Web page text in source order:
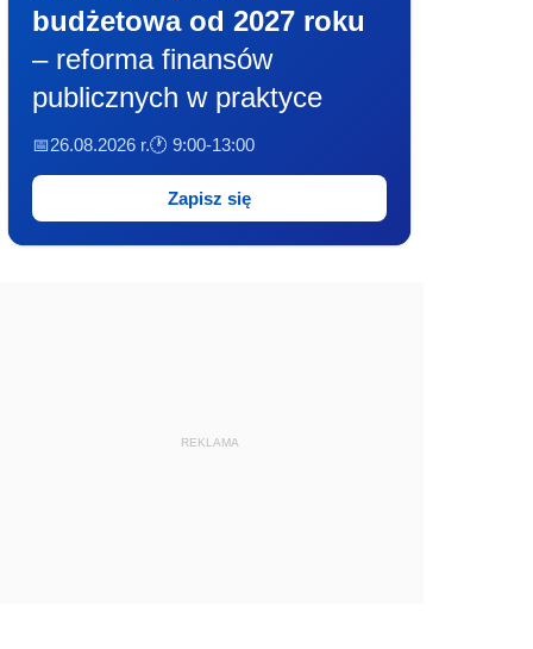
budżetowa od 2027 roku
– reforma finansów
publicznych w praktyce
📅26.08.2026 r.🕐 9:00-13:00
Zapisz się
REKLAMA